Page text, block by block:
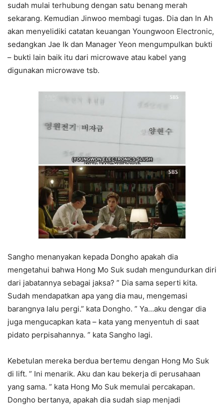
sudah mulai terhubung dengan satu benang merah
sekarang. Kemudian Jinwoo membagi tugas. Dia dan In Ah
akan menyelidiki catatan keuangan Youngwoon Electronic,
sedangkan Jae Ik dan Manager Yeon mengumpulkan bukti
– bukti lain baik itu dari microwave atau kabel yang
digunakan microwave tsb.
Sangho menanyakan kepada Dongho apakah dia
mengetahui bahwa Hong Mo Suk sudah mengundurkan diri
dari jabatannya sebagai jaksa? ” Dia sama seperti kita.
Sudah mendapatkan apa yang dia mau, mengemasi
barangnya lalu pergi.” kata Dongho. ” Ya…aku dengar dia
juga mengucapkan kata – kata yang menyentuh di saat
pidato perpisahannya. ” kata Sangho lagi.
Kebetulan mereka berdua bertemu dengan Hong Mo Suk
di lift. ” Ini menarik. Aku dan kau bekerja di perusahaan
yang sama. ” kata Hong Mo Suk memulai percakapan.
Dongho bertanya, apakah dia sudah siap menjadi